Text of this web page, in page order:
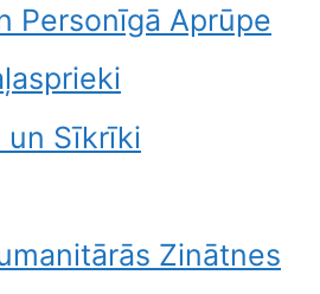
Personīgā Aprūpe
un Sīkrīki
Zinātnes